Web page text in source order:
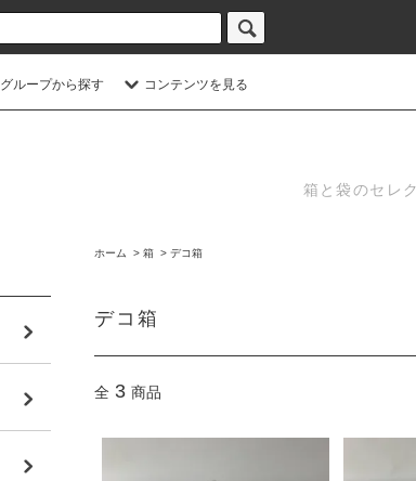
グループから探す コンテンツを見る
箱と袋のセレ
ホーム > 箱 > デコ箱
デコ箱
全 3 商品